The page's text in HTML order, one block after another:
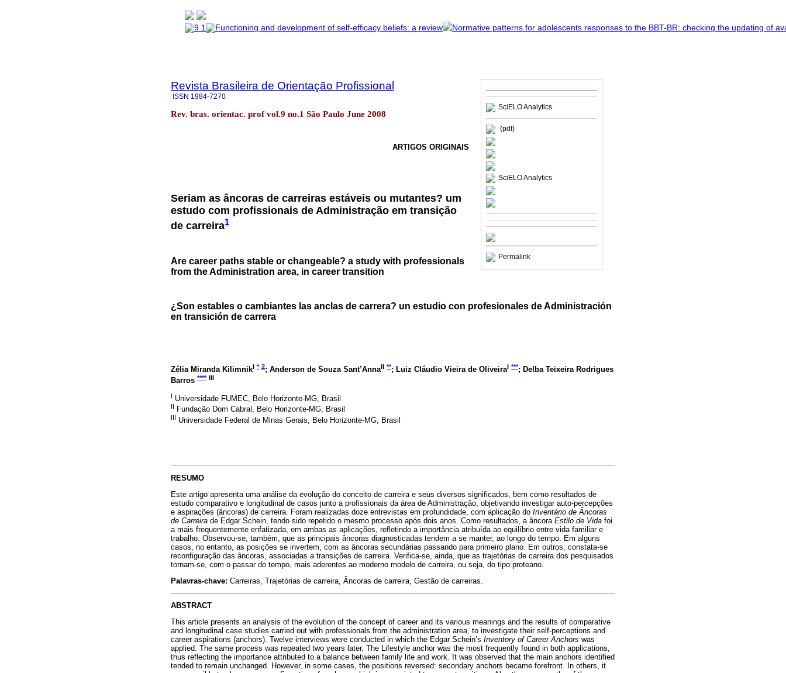
SciELO Analytics
(pdf)
SciELO Analytics
Permalink
Revista Brasileira de Orientação Profissional
ISSN 1984-7270
Rev. bras. orientac. prof vol.9 no.1 São Paulo June 2008
ARTIGOS ORIGINAIS
Seriam as âncoras de carreiras estáveis ou mutantes? um
estudo com profissionais de Administração em transição
de carreira1
Are career paths stable or changeable? a study with professionals
from the Administration area, in career transition
¿Son estables o cambiantes las anclas de carrera? un estudio con profesionales de Administración
en transición de carrera
Zélia Miranda KilimnikI * 2; Anderson de Souza Sant’AnnaII **; Luiz Cláudio Vieira de OliveiraI ***; Delba Teixeira Rodrigues
Barros **** III
I Universidade FUMEC, Belo Horizonte-MG, Brasil
II Fundação Dom Cabral, Belo Horizonte-MG, Brasil
III Universidade Federal de Minas Gerais, Belo Horizonte-MG, Brasil
RESUMO
Este artigo apresenta uma análise da evolução do conceito de carreira e seus diversos significados, bem como resultados de
estudo comparativo e longitudinal de casos junto a profissionais da área de Administração, objetivando investigar auto-percepções
e aspirações (âncoras) de carreira. Foram realizadas doze entrevistas em profundidade, com aplicação do Inventário de Âncoras
de Carreira de Edgar Schein, tendo sido repetido o mesmo processo após dois anos. Como resultados, a âncora Estilo de Vida foi
a mais frequentemente enfatizada, em ambas as aplicações, refletindo a importância atribuída ao equilíbrio entre vida familiar e
trabalho. Observou-se, também, que as principais âncoras diagnosticadas tendem a se manter, ao longo do tempo. Em alguns
casos, no entanto, as posições se invertem, com as âncoras secundárias passando para primeiro plano. Em outros, constata-se
reconfiguração das âncoras, associadas a transições de carreira. Verifica-se, ainda, que as trajetórias de carreira dos pesquisados
tornam-se, com o passar do tempo, mais aderentes ao moderno modelo de carreira, ou seja, do tipo proteano.
Palavras-chave: Carreiras, Trajetórias de carreira, Âncoras de carreira, Gestão de carreiras.
ABSTRACT
This article presents an analysis of the evolution of the concept of career and its various meanings and the results of comparative
and longitudinal case studies carried out with professionals from the administration area, to investigate their self-perceptions and
career aspirations (anchors). Twelve interviews were conducted in which the Edgar Schein’s Inventory of Career Anchors was
applied. The same process was repeated two years later. The Lifestyle anchor was the most frequently found in both applications,
thus reflecting the importance attributed to a balance between family life and work. It was observed that the main anchors identified
tended to remain unchanged. However, in some cases, the positions reversed: secondary anchors became forefront. In others, it